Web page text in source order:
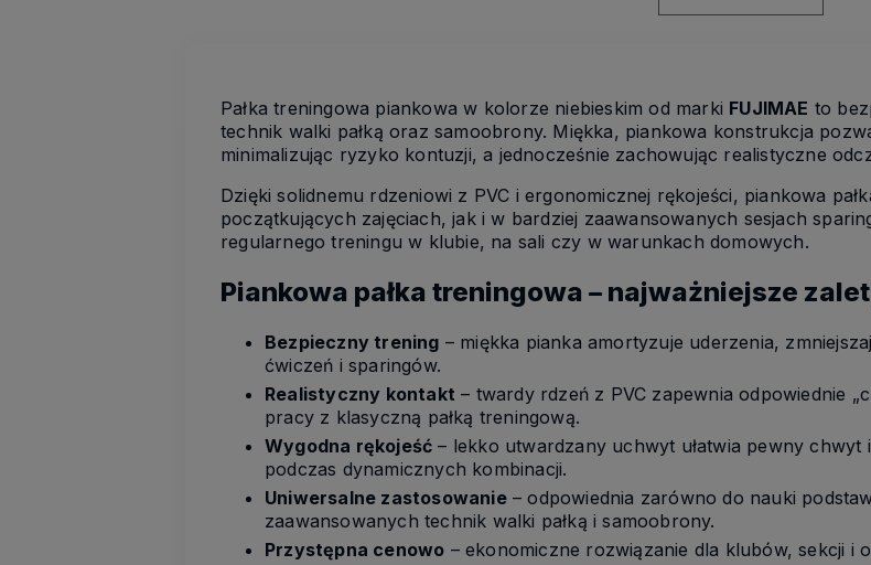
Pałka treningowa piankowa w kolorze niebieskim od marki FUJIMAE to
technik walki pałką oraz samoobrony. Miękka, piankowa konstrukcja
minimalizując ryzyko kontuzji, a jednocześnie zachowując realistyczne
Dzięki solidnemu rdzeniowi z PVC i ergonomicznej rękojeści, piankowa
początkujących zajęciach, jak i w bardziej zaawansowanych sesjach
regularnego treningu w klubie, na sali czy w warunkach domowych.
Piankowa pałka treningowa – najważniejsze
Bezpieczny trening – miękka pianka amortyzuje uderzenia,
ćwiczeń i sparingów.
Realistyczny kontakt – twardy rdzeń z PVC zapewnia odpowiednie
pracy z klasyczną pałką treningową.
Wygodna rękojeść – lekko utwardzany uchwyt ułatwia pewny
podczas dynamicznych kombinacji.
Uniwersalne zastosowanie– odpowiednia zarówno do nauki
zaawansowanych technik walki pałką i samoobrony.
Przystępna cenowo – ekonomiczne rozwiązanie dla klubów, sekcji i